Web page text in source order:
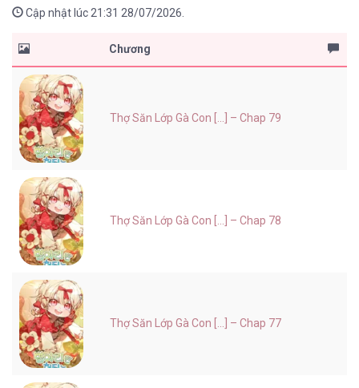
Cập nhật lúc 21:31 28/07/2026.
Chương
Thợ Săn Lớp Gà Con [...] – Chap 79
Thợ Săn Lớp Gà Con [...] – Chap 78
Thợ Săn Lớp Gà Con [...] – Chap 77